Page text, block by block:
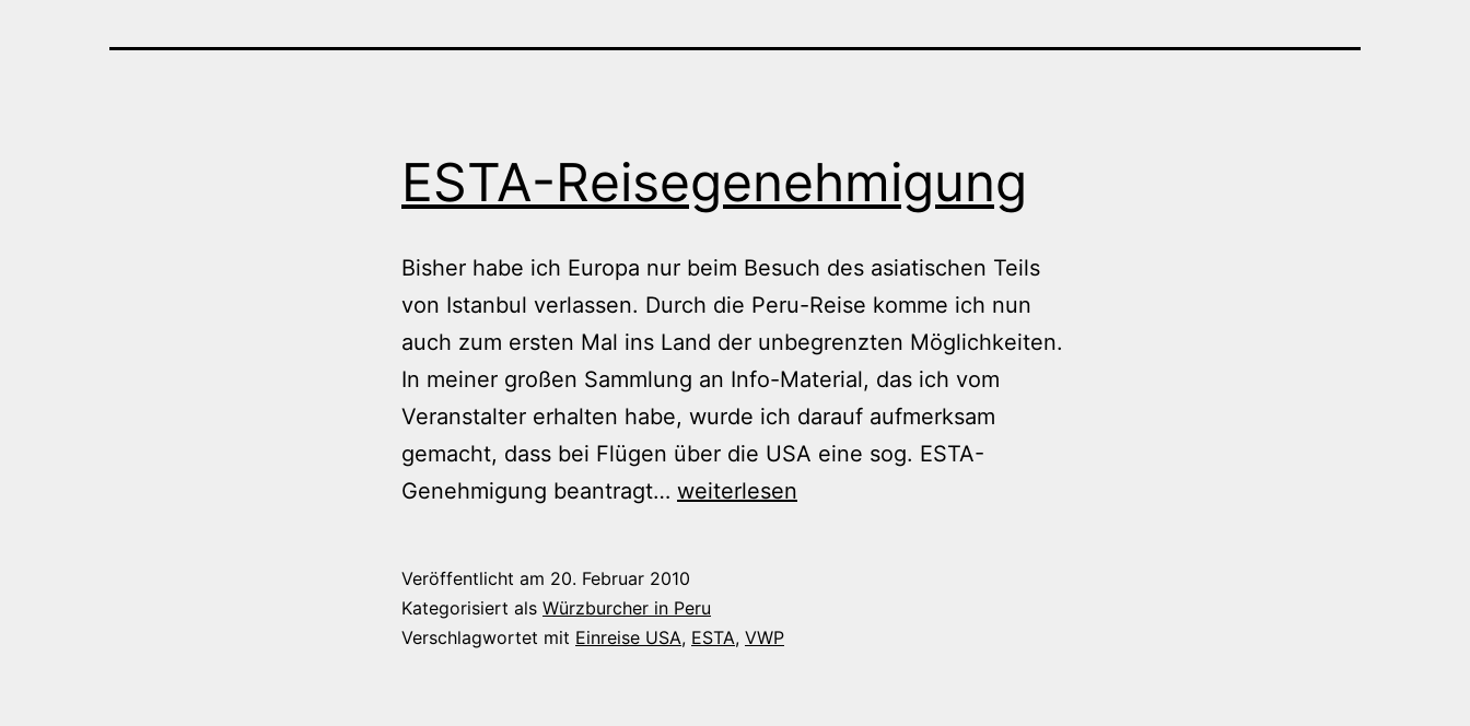
ESTA-Reisegenehmigung
Bisher habe ich Europa nur beim Besuch des asiatischen Teils
von Istanbul verlassen. Durch die Peru-Reise komme ich nun
auch zum ersten Mal ins Land der unbegrenzten Möglichkeiten.
In meiner großen Sammlung an Info-Material, das ich vom
Veranstalter erhalten habe, wurde ich darauf aufmerksam
gemacht, dass bei Flügen über die USA eine sog. ESTA-
Genehmigung beantragt… ESTA-
weiterlesen
Veröffentlicht am 20. Februar 2010
Kategorisiert als Würzburcher in Peru
Verschlagwortet mit Einreise USA, ESTA, VWP